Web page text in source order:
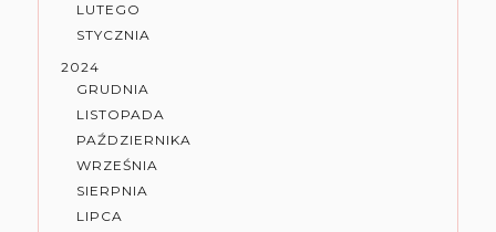
LUTEGO
STYCZNIA
2024
GRUDNIA
LISTOPADA
PAŹDZIERNIKA
WRZEŚNIA
SIERPNIA
LIPCA